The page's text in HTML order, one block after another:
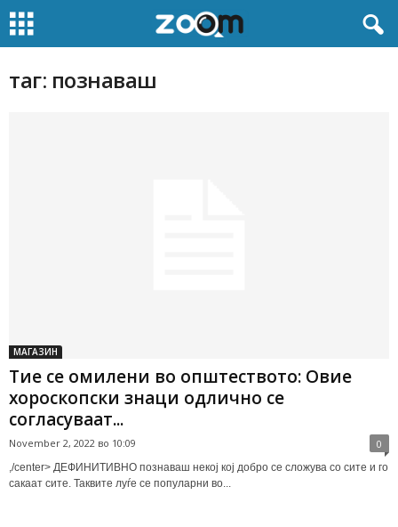
таг: познаваш
МАГАЗИН
Тие се омилени во општеството: Овие
хороскопски знаци одлично се
согласуваат...
November 2, 2022 во 10:09 0
,/center> ДЕФИНИТИВНО познаваш некој кој добро се сложува со сите и го
сакаат сите. Таквите луѓе се популарни во...